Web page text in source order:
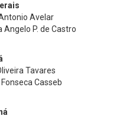
Avelar
P. de Castro
Tavares
Casseb